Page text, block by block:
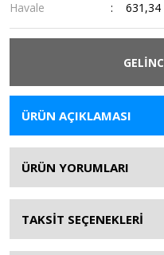
Havale
631,34
ÜRÜN AÇIKLAMASI
ÜRÜN YORUMLARI
TAKSİT SEÇENEKLERİ